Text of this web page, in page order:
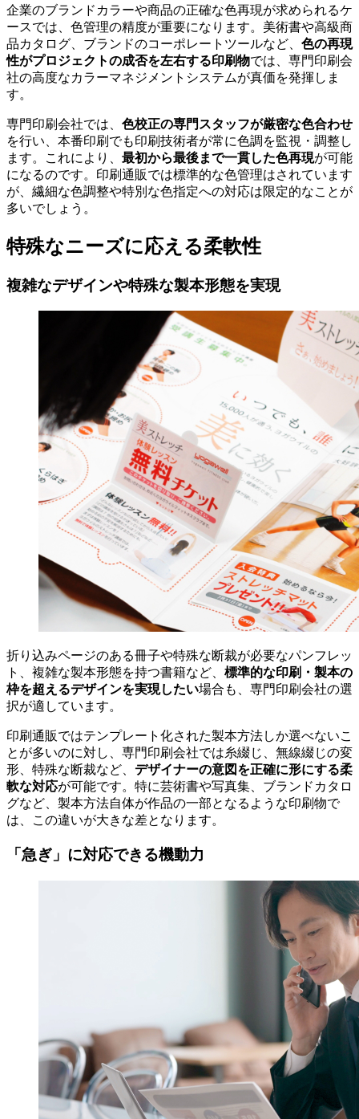
企業のブランドカラーや商品の正確な色再現が求められるケ
ースでは、色管理の精度が重要になります。美術書や高級商
品カタログ、ブランドのコーポレートツールなど、 色の再現
性がプロジェクトの成否を左右する印刷物では、専門印刷会
社の高度なカラーマネジメントシステムが真価を発揮しま
す。
専門印刷会社では、 色校正の専門スタッフが厳密な色合わせ
を行い、本番印刷でも印刷技術者が常に色調を監視・調整し
ます。これにより、 最初から最後まで一貫した色再現が可能
になるのです。印刷通販では標準的な色管理はされています
が、繊細な色調整や特別な色指定への対応は限定的なことが
多いでしょう。
特殊なニーズに応える柔軟性
複雑なデザインや特殊な製本形態を実現
折り込みページのある冊子や特殊な断裁が必要なパンフレッ
ト、複雑な製本形態を持つ書籍など、 標準的な印刷・製本の
枠を超えるデザインを実現したい場合も、専門印刷会社の選
択が適しています。
印刷通販ではテンプレート化された製本方法しか選べないこ
とが多いのに対し、専門印刷会社では糸綴じ、無線綴じの変
形、特殊な断裁など、 デザイナーの意図を正確に形にする柔
軟な対応が可能です。特に芸術書や写真集、ブランドカタロ
グなど、製本方法自体が作品の一部となるような印刷物で
は、この違いが大きな差となります。
「急ぎ」に対応できる機動力